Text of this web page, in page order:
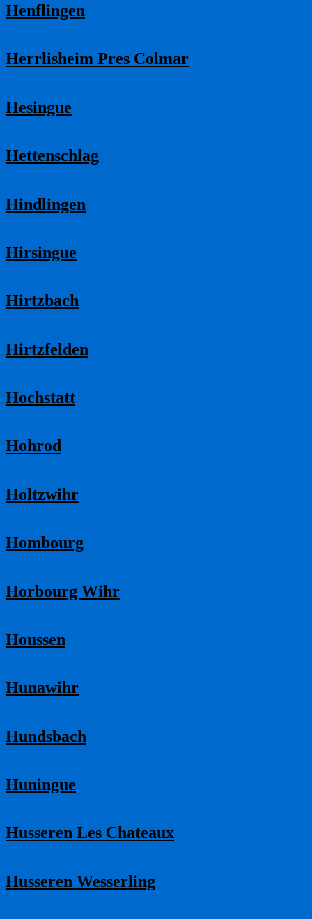
Henflingen
Herrlisheim Pres Colmar
Hesingue
Hettenschlag
Hindlingen
Hirsingue
Hirtzbach
Hirtzfelden
Hochstatt
Hohrod
Holtzwihr
Hombourg
Horbourg Wihr
Houssen
Hunawihr
Hundsbach
Huningue
Husseren Les Chateaux
Husseren Wesserling